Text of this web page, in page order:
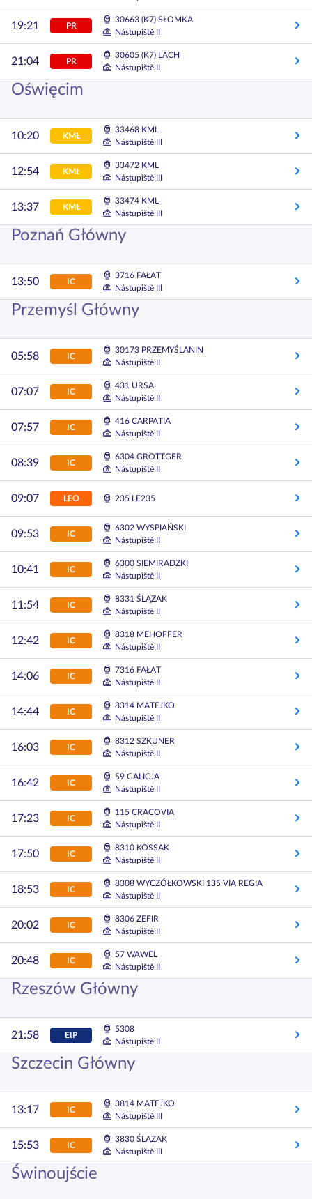
19:21 PR
30663 (K7) SŁOMKA
Nástupiště II
21:04 PR
30605 (K7) LACH
Nástupiště II
Oświęcim
10:20 KMŁ
33468 KML
Nástupiště III
12:54 KMŁ
33472 KML
Nástupiště III
13:37 KMŁ
33474 KML
Nástupiště III
Poznań Główny
13:50 IC
3716 FAŁAT
Nástupiště III
Przemyśl Główny
05:58 IC
30173 PRZEMYŚLANIN
Nástupiště II
07:07 IC
431 URSA
Nástupiště II
07:57 IC
416 CARPATIA
Nástupiště II
08:39 IC
6304 GROTTGER
Nástupiště II
09:07 LEO 235 LE235
09:53 IC
6302 WYSPIAŃSKI
Nástupiště II
10:41 IC
6300 SIEMIRADZKI
Nástupiště II
11:54 IC
8331 ŚLĄZAK
Nástupiště II
12:42 IC
8318 MEHOFFER
Nástupiště II
14:06 IC
7316 FAŁAT
Nástupiště II
14:44 IC
8314 MATEJKO
Nástupiště II
16:03 IC
8312 SZKUNER
Nástupiště II
16:42 IC
59 GALICJA
Nástupiště II
17:23 IC
115 CRACOVIA
Nástupiště II
17:50 IC
8310 KOSSAK
Nástupiště II
18:53 IC
8308 WYCZÓŁKOWSKI 135 VIA REGIA
Nástupiště II
20:02 IC
8306 ZEFIR
Nástupiště II
20:48 IC
57 WAWEL
Nástupiště II
Rzeszów Główny
21:58 EIP
5308
Nástupiště II
Szczecin Główny
13:17 IC
3814 MATEJKO
Nástupiště III
15:53 IC
3830 ŚLĄZAK
Nástupiště III
Świnoujście